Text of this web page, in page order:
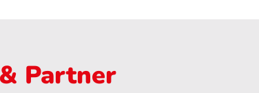
Partner